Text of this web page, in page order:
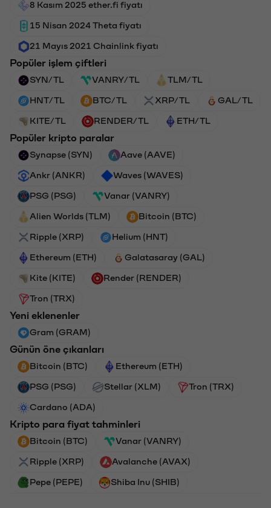
8 Kasım 2025 ether.fi fiyatı
15 Nisan 2024 Theta fiyatı
21 Mayıs 2021 Chainlink fiyatı
Popüler işlem çiftleri
SYN/TL VANRY/TL TLM/TL
HNT/TL BTC/TL XRP/TL GAL/TL
KITE/TL RENDER/TL ETH/TL
Popüler kripto paralar
Synapse (SYN) Aave (AAVE)
Ankr (ANKR) Waves (WAVES)
PSG (PSG) Vanar (VANRY)
Alien Worlds (TLM) Bitcoin (BTC)
Ripple (XRP) Helium (HNT)
Ethereum (ETH) Galatasaray (GAL)
Kite (KITE) Render (RENDER)
Tron (TRX)
Yeni eklenenler
Gram (GRAM)
Günün öne çıkanları
Bitcoin (BTC) Ethereum (ETH)
PSG (PSG) Stellar (XLM) Tron (TRX)
Cardano (ADA)
Kripto para fiyat tahminleri
Bitcoin (BTC) Vanar (VANRY)
Ripple (XRP) Avalanche (AVAX)
Pepe (PEPE) Shiba Inu (SHIB)